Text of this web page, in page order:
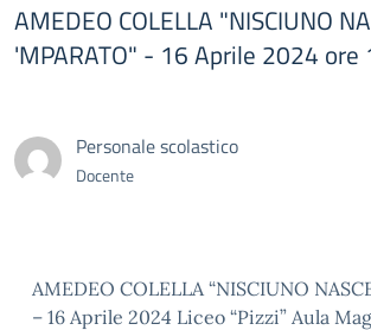
AMEDEO COLELLA "NISCIUNO
'MPARATO" - 16 Aprile 2024 ore
Personale scolastico
Docente
AMEDEO COLELLA “NISCIUNO
– 16 Aprile 2024 Liceo “Pizzi” Aula